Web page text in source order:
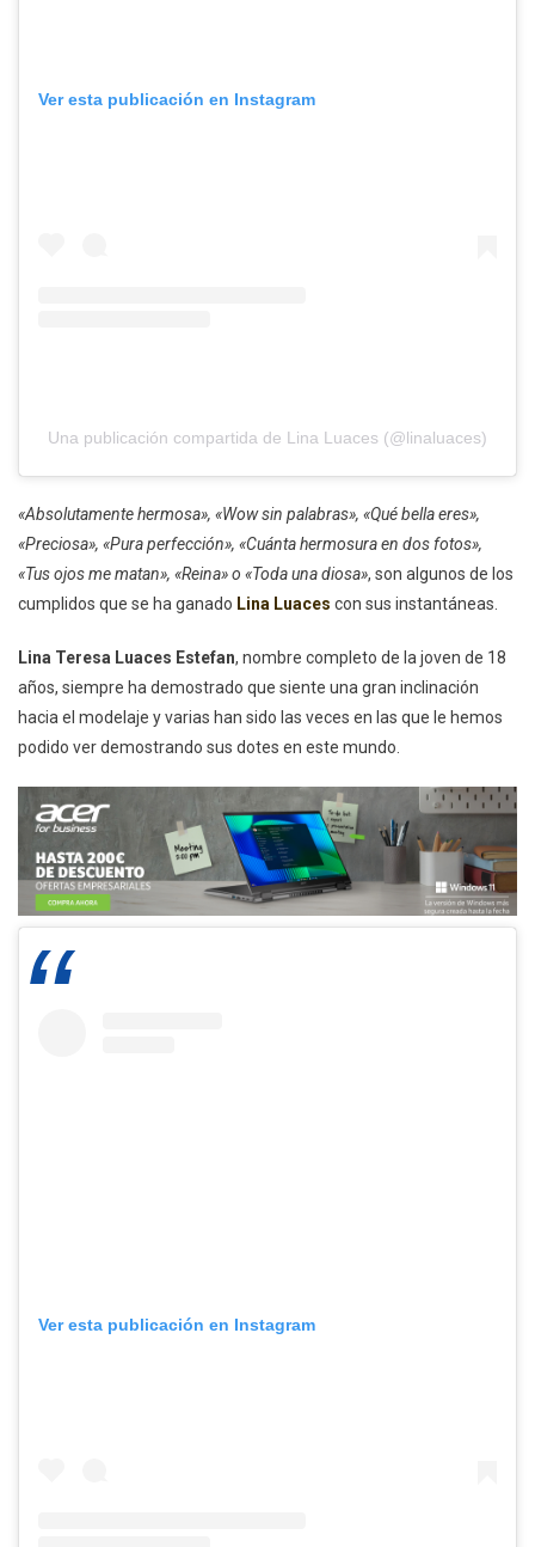
Ver esta publicación en Instagram
Una publicación compartida de Lina Luaces (@linaluaces)
«Absolutamente hermosa», «Wow sin palabras», «Qué bella eres»,
«Preciosa», «Pura perfección», «Cuánta hermosura en dos fotos»,
«Tus ojos me matan», «Reina» o «Toda una diosa», son algunos de los
cumplidos que se ha ganado Lina Luaces con sus instantáneas.
Lina Teresa Luaces Estefan, nombre completo de la joven de 18
años, siempre ha demostrado que siente una gran inclinación
hacia el modelaje y varias han sido las veces en las que le hemos
podido ver demostrando sus dotes en este mundo.
Ver esta publicación en Instagram